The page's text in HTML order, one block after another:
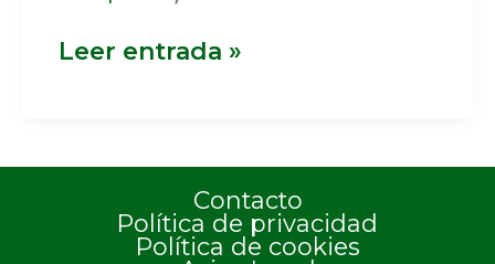
Leer entrada »
Contacto
Política de privacidad
Política de cookies